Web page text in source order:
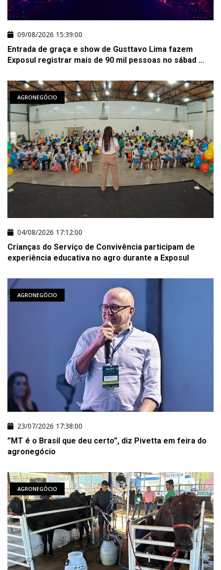
09/08/2026 15:39:00
Entrada de graça e show de Gusttavo Lima fazem
Exposul registrar mais de 90 mil pessoas no sábad ...
AGRONEGÓCIO
04/08/2026 17:12:00
Crianças do Serviço de Convivência participam de
experiência educativa no agro durante a Exposul
AGRONEGÓCIO
23/07/2026 17:38:00
”MT é o Brasil que deu certo”, diz Pivetta em feira do
agronegócio
AGRONEGÓCIO